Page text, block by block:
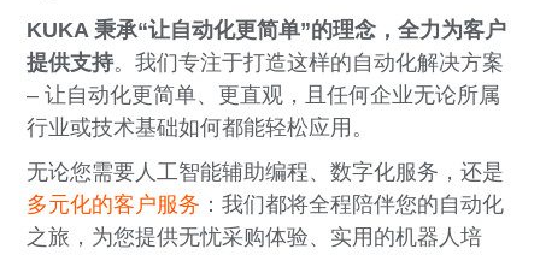
KUKA 秉承“让自动化更简单”的理念，全力为客户
提供支持。我们专注于打造这样的自动化解决方案
– 让自动化更简单、更直观，且任何企业无论所属
行业或技术基础如何都能轻松应用。
无论您需要人工智能辅助编程、数字化服务，还是
多元化的客户服务 ：我们都将全程陪伴您的自动化
之旅，为您提供无忧采购体验、实用的机器人培